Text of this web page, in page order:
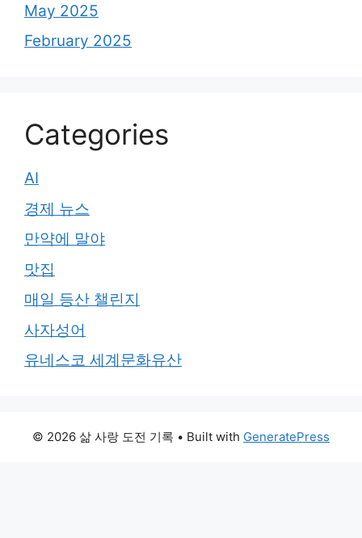
May 2025
February 2025
Categories
AI
경제 뉴스
만약에 말야
맛집
매일 등산 챌린지
사자성어
유네스코 세계문화유산
© 2026 삶 사랑 도전 기록 • Built with GeneratePress